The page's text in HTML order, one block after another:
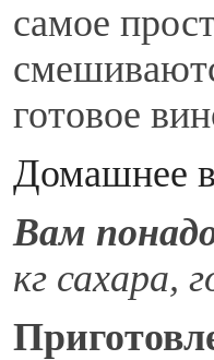
самое
готовое
Домашнее
Вам
кг сахара,